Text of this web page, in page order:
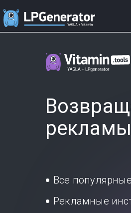
рекламы
Все
Рекламные